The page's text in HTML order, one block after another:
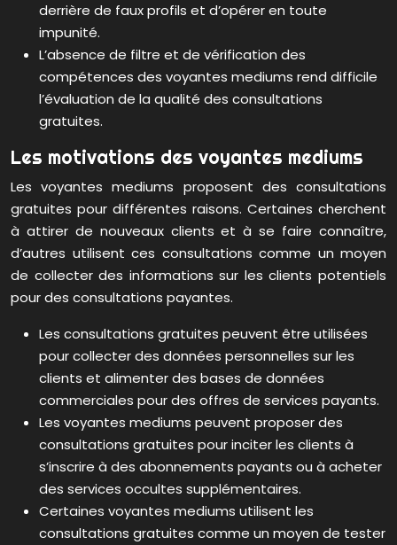
derrière de faux profils et d’opérer en toute
impunité.
L’absence de filtre et de vérification des
compétences des voyantes mediums rend difficile
l’évaluation de la qualité des consultations
gratuites.
Les motivations des voyantes mediums
Les voyantes mediums proposent des consultations
gratuites pour différentes raisons. Certaines cherchent
à attirer de nouveaux clients et à se faire connaître,
d’autres utilisent ces consultations comme un moyen
de collecter des informations sur les clients potentiels
pour des consultations payantes.
Les consultations gratuites peuvent être utilisées
pour collecter des données personnelles sur les
clients et alimenter des bases de données
commerciales pour des offres de services payants.
Les voyantes mediums peuvent proposer des
consultations gratuites pour inciter les clients à
s’inscrire à des abonnements payants ou à acheter
des services occultes supplémentaires.
Certaines voyantes mediums utilisent les
consultations gratuites comme un moyen de tester